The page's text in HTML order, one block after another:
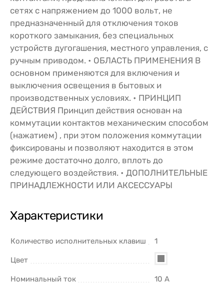
сетях с напряжением до 1000 вольт, не
предназначенный для отключения токов
короткого замыкания, без специальных
устройств дугогашения, местного управления, с
ручным приводом. • ОБЛАСТЬ ПРИМЕНЕНИЯ В
основном применяются для включения и
выключения освещения в бытовых и
производственных условиях. • ПРИНЦИП
ДЕЙСТВИЯ Принцип действия основан на
коммутации контактов механическим способом
(нажатием) , при этом положения коммутации
фиксированы и позволяют находится в этом
режиме достаточно долго, вплоть до
следующего воздействия. • ДОПОЛНИТЕЛЬНЫЕ
ПРИНАДЛЕЖНОСТИ ИЛИ АКСЕССУАРЫ
Характеристики
Количество исполнительных клавиш 1
Цвет
Номинальный ток 10 А